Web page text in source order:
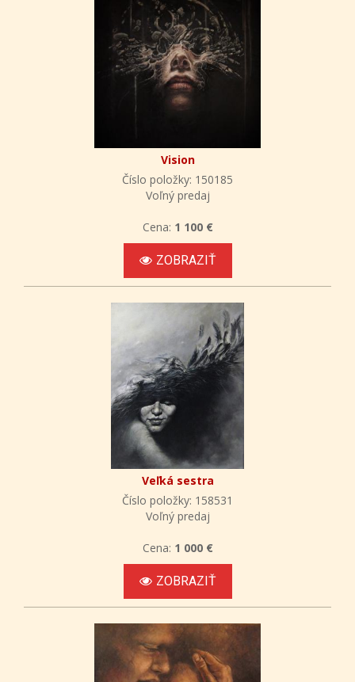
Vision
Číslo položky: 150185
Voľný predaj
Cena: 1 100 €
ZOBRAZIŤ
Veľká sestra
Číslo položky: 158531
Voľný predaj
Cena: 1 000 €
ZOBRAZIŤ